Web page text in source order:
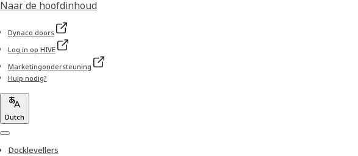
Naar de hoofdinhoud
Dynaco doors
Log in op HIVE
Marketingondersteuning
Hulp nodig?
Dutch
Menu
Docklevellers